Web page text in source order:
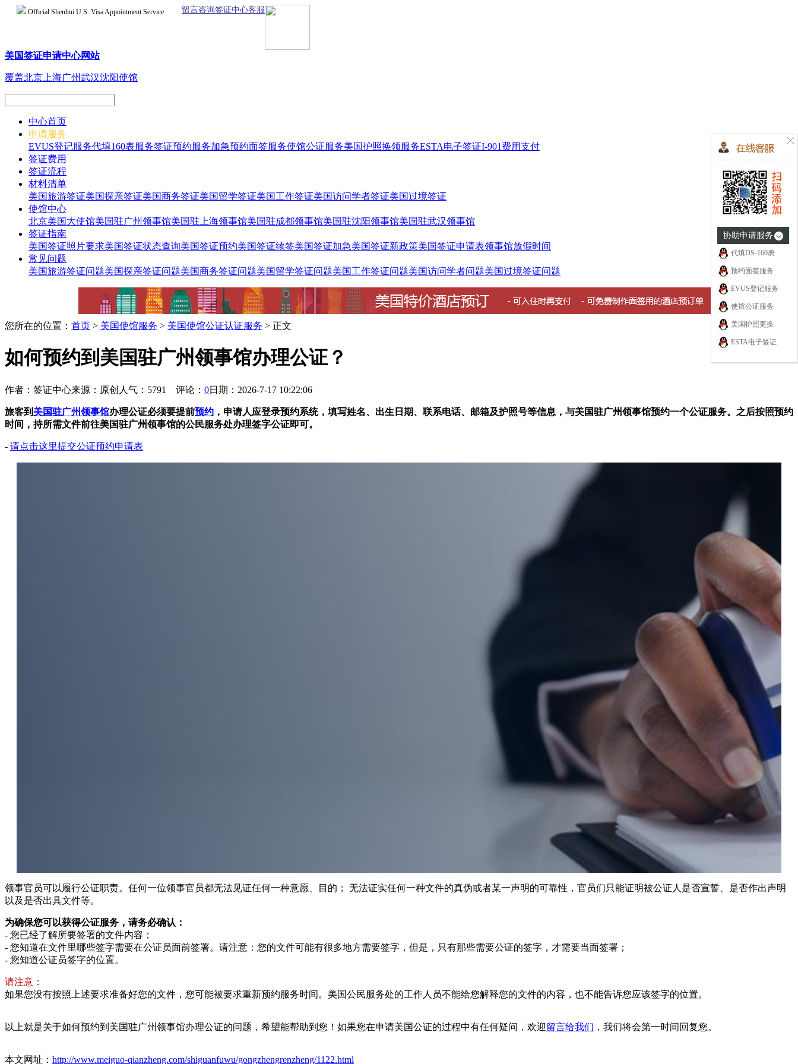
Official Shenhui U.S. Visa Appointment Service 留言咨询签证中心客服
美国签证申请中心网站
覆盖北京上海广州武汉沈阳使馆
中心首页
申请服务
EVUS登记服务代填160表服务签证预约服务加急预约面签服务使馆公证服务美国护照换领服务ESTA电子签证I-901费用支付
签证费用
签证流程
材料清单
美国旅游签证美国探亲签证美国商务签证美国留学签证美国工作签证美国访问学者签证美国过境签证
使馆中心
北京美国大使馆美国驻广州领事馆美国驻上海领事馆美国驻成都领事馆美国驻沈阳领事馆美国驻武汉领事馆
签证指南
美国签证照片要求美国签证状态查询美国签证预约美国签证续签美国签证加急美国签证新政策美国签证申请表领事馆放假时间
常见问题
美国旅游签证问题美国探亲签证问题美国商务签证问题美国留学签证问题美国工作签证问题美国访问学者问题美国过境签证问题
您所在的位置： 首页 > 美国使馆服务 > 美国使馆公证认证服务 > 正文
如何预约到美国驻广州领事馆办理公证？
作者：签证中心来源：原创 人气：5791 评论： 0日期：2026-7-17 10:22:06
旅客到 美国驻广州领事馆办理公证必须要提前预约 ，申请人应登录预约系统，填写姓名、出生日期、联系电话、邮箱及护照号等信息，与美国驻广州领事馆预约一个公证服务。之后按照预约
时间，持所需文件前往美国驻广州领事馆的公民服务处办理签字公证即可。
- 请点击这里提交公证预约申请表
领事官员可以履行公证职责。任何一位领事官员都无法见证任何一种意愿、目的； 无法证实任何一种文件的真伪或者某一声明的可靠性，官员们只能证明被公证人是否宣誓、是否作出声明
以及是否出具文件等。
为确保您可以获得公证服务，请务必确认：
- 您已经了解所要签署的文件内容；
- 您知道在文件里哪些签字需要在公证员面前签署。请注意：您的文件可能有很多地方需要签字，但是，只有那些需要公证的签字，才需要当面签署；
- 您知道公证员签字的位置。
请注意：
如果您没有按照上述要求准备好您的文件，您可能被要求重新预约服务时间。美国公民服务处的工作人员不能给您解释您的文件的内容，也不能告诉您应该签字的位置。
以上就是关于如何预约到美国驻广州领事馆办理公证的问题，希望能帮助到您！如果您在申请美国公证的过程中有任何疑问，欢迎留言给我们 ，我们将会第一时间回复您。
本文网址： http://www.meiguo-qianzheng.com/shiguanfuwu/gongzhengrenzheng/1122.html
协助申请服务
代填DS-160表
预约面签服务
EVUS登记服务
使馆公证服务
美国护照更换
ESTA电子签证